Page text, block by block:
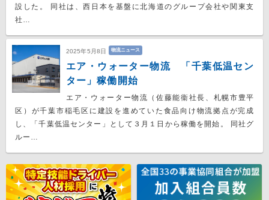
設した。 同社は、西日本を基盤に北海道のグループ会社や関東支
社…
2025年5月8日 物流ニュース
エア・ウォーター物流 「千葉低温セン
ター」稼働開始
エア・ウォーター物流（佐藤能衞社長、札幌市豊平
区）が千葉市稲毛区に建設を進めていた食品向け物流拠点が完成
し、「千葉低温センター」として３月１日から稼働を開始。 同社グ
ルー…